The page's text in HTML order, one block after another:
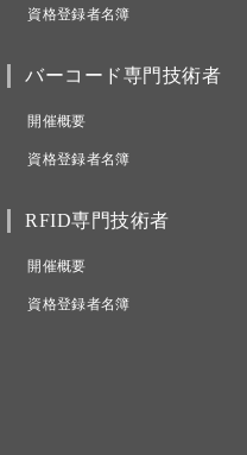
資格登録者名簿
バーコード専門技術者
開催概要
資格登録者名簿
RFID専門技術者
開催概要
資格登録者名簿